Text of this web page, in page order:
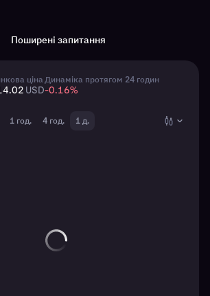
Поширені запитання
ціна
USD
Динаміка протягом 24 годин
-0.16%
1 год. 4 год. 1 д.